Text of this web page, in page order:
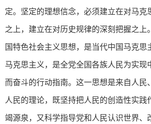
定。坚定的理想信念，必须建立在对马克
之上，建立在对历史规律的深刻把握之上
国特色社会主义思想，是当代中国马克思
马克思主义，是全党全国各族人民为实现
而奋斗的行动指南。这一思想是来自人民
人民的理论，既坚持把人民的创造性实践
竭源泉，又科学指导党和人民认识世界、